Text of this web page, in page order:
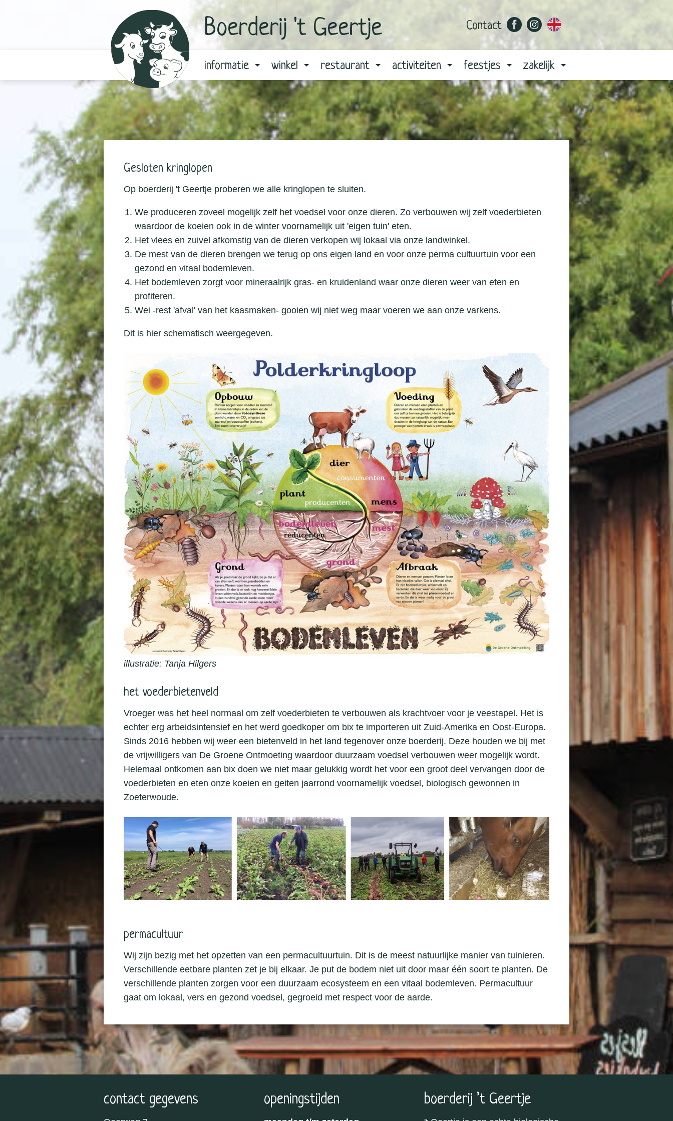
Boerderij 't Geertje Contact
informatie winkel restaurant activiteiten feestjes zakelijk
Gesloten kringlopen
Op boerderij 't Geertje proberen we alle kringlopen te sluiten.
We produceren zoveel mogelijk zelf het voedsel voor onze dieren. Zo verbouwen wij zelf voederbieten
waardoor de koeien ook in de winter voornamelijk uit 'eigen tuin' eten.
Het vlees en zuivel afkomstig van de dieren verkopen wij lokaal via onze landwinkel.
De mest van de dieren brengen we terug op ons eigen land en voor onze perma cultuurtuin voor een
gezond en vitaal bodemleven.
Het bodemleven zorgt voor mineraalrijk gras- en kruidenland waar onze dieren weer van eten en
profiteren.
Wei -rest 'afval' van het kaasmaken- gooien wij niet weg maar voeren we aan onze varkens.
Dit is hier schematisch weergegeven.
illustratie: Tanja Hilgers
het voederbietenveld
Vroeger was het heel normaal om zelf voederbieten te verbouwen als krachtvoer voor je veestapel. Het is
echter erg arbeidsintensief en het werd goedkoper om bix te importeren uit Zuid-Amerika en Oost-Europa.
Sinds 2016 hebben wij weer een bietenveld in het land tegenover onze boerderij. Deze houden we bij met
de vrijwilligers van De Groene Ontmoeting waardoor duurzaam voedsel verbouwen weer mogelijk wordt.
Helemaal ontkomen aan bix doen we niet maar gelukkig wordt het voor een groot deel vervangen door de
voederbieten en eten onze koeien en geiten jaarrond voornamelijk voedsel, biologisch gewonnen in
Zoeterwoude.
permacultuur
Wij zijn bezig met het opzetten van een permacultuurtuin. Dit is de meest natuurlijke manier van tuinieren.
Verschillende eetbare planten zet je bij elkaar. Je put de bodem niet uit door maar één soort te planten. De
verschillende planten zorgen voor een duurzaam ecosysteem en een vitaal bodemleven. Permacultuur
gaat om lokaal, vers en gezond voedsel, gegroeid met respect voor de aarde.
contact gegevens openingstijden boerderij ’t Geertje